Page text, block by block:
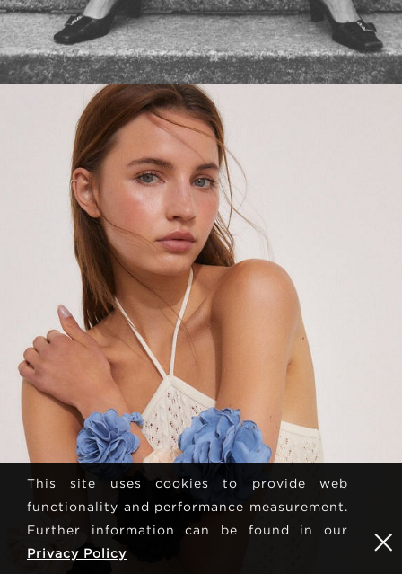
This site uses cookies to provide web
functionality and performance measurement.
Further information can be found in our
Privacy Policy